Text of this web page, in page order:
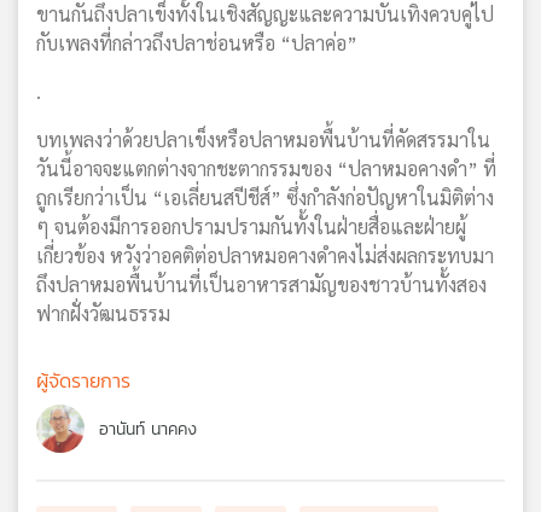
ขานกันถึงปลาเข็งทั้งในเชิงสัญญะและความบันเทิงควบคู่ไป
กับเพลงที่กล่าวถึงปลาช่อนหรือ “ปลาค่อ”
.
บทเพลงว่าด้วยปลาเข็งหรือปลาหมอพื้นบ้านที่คัดสรรมาใน
วันนี้อาจจะแตกต่างจากชะตากรรมของ “ปลาหมอคางดำ” ที่
ถูกเรียกว่าเป็น “เอเลี่ยนสปีชีส์” ซึ่งกำลังก่อปัญหาในมิติต่าง
ๆ จนต้องมีการออกปรามปรามกันทั้งในฝ่ายสื่อและฝ่ายผู้
เกี่ยวข้อง หวังว่าอคติต่อปลาหมอคางดำคงไม่ส่งผลกระทบมา
ถึงปลาหมอพื้นบ้านที่เป็นอาหารสามัญของชาวบ้านทั้งสอง
ฟากฝั่งวัฒนธรรม
ผู้จัดรายการ
อานันท์ นาคคง